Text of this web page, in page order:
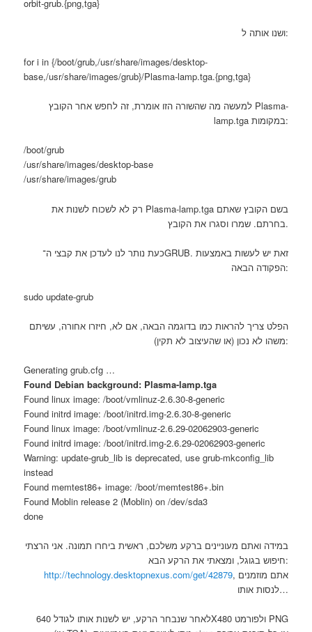
orbit-grub.{png,tga}
ושנו אותה ל:
for i in {/boot/grub,/usr/share/images/desktop-
base,/usr/share/images/grub}/Plasma-lamp.tga.{png,tga}
למעשה מה שהשורה הזו אומרת, זה לחפש אחר הקובץ Plasma-
lamp.tga במקומות:
/boot/grub
/usr/share/images/desktop-base
/usr/share/images/grub
רק לא לשכוח לשנות את Plasma-lamp.tga בשם הקובץ שאתם
בחרתם. שמרו וסגרו את הקובץ.
כעת נותר לנו לעדכן את קבצי ה־GRUB. זאת יש לעשות באמצעות
הפקודה הבאה:
sudo update-grub
הפלט צריך להראות כמו בדוגמה הבאה, אם לא, חיזרו אחורה, עשיתם
משהו לא נכון (או שהעיצוב לא תקין):
Generating grub.cfg …
Found Debian background: Plasma-lamp.tga
Found linux image: /boot/vmlinuz-2.6.30-8-generic
Found initrd image: /boot/initrd.img-2.6.30-8-generic
Found linux image: /boot/vmlinuz-2.6.29-02062903-generic
Found initrd image: /boot/initrd.img-2.6.29-02062903-generic
Warning: update-grub_lib is deprecated, use grub-mkconfig_lib
instead
Found memtest86+ image: /boot/memtest86+.bin
Found Moblin release 2 (Moblin) on /dev/sda3
done
במידה ואתם מעוניינים ברקע משלכם, ראשית ביחרו תמונה. אני הרצתי
חיפוש בגוגל, ומצאתי את הרקע הבא:
http://technology.desktopnexus.com/get/42879, אתם מוזמנים
לנסות אותו…
לאחר שנבחר הרקע, יש לשנות אותו לגודל 640X480 ולפורמט PNG